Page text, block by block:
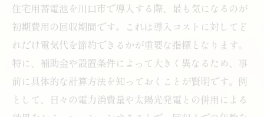
住宅用蓄電池を川口市で導入する際、最も気になるのが
初期費用の回収期間です。これは導入コストに対してど
れだけ電気代を節約できるかが重要な指標となります。
特に、補助金や設置条件によって大きく異なるため、事
前に具体的な計算方法を知っておくことが賢明です。例
として、日々の電力消費量や太陽光発電との併用による